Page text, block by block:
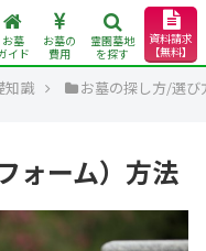
お墓
イド
お墓の
費用
霊園墓地
を探す
資料請求
【無料】
知識 お墓の探し方/選
ォーム）方法